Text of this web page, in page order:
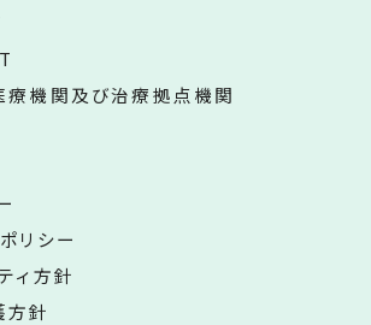
機関及び治療拠点機関
リシー
ィ方針
方針